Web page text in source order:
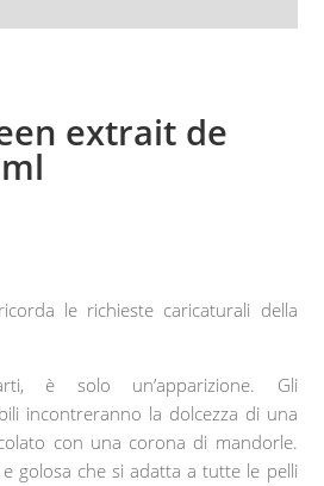
extrait de
le richieste caricaturali della
è solo un’apparizione. Gli
incontreranno la dolcezza di una
con una corona di mandorle.
golosa che si adatta a tutte le pelli